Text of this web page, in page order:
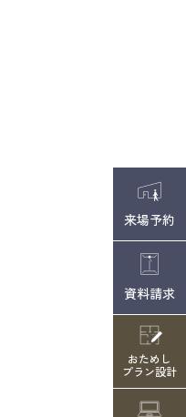
来場予約
資料請求
おためし
プラン設計